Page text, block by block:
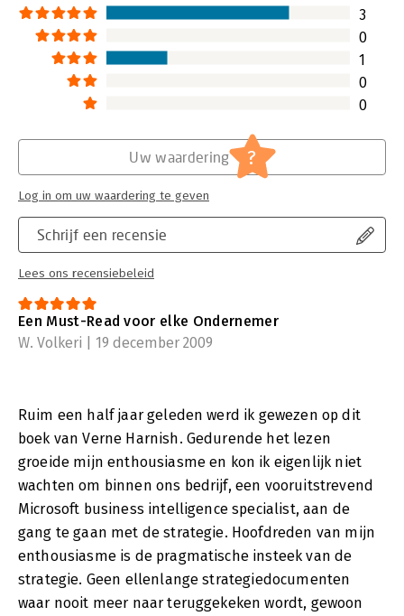
3
0
1
0
0
Schrijf een recensie
Lees ons recensiebeleid
Uw waardering ?
Log in om uw waardering te geven
Een Must-Read voor elke Ondernemer
W. Volkeri | 19 december 2009
Ruim een half jaar geleden werd ik gewezen op dit
boek van Verne Harnish. Gedurende het lezen
groeide mijn enthousiasme en kon ik eigenlijk niet
wachten om binnen ons bedrijf, een vooruitstrevend
Microsoft business intelligence specialist, aan de
gang te gaan met de strategie. Hoofdreden van mijn
enthousiasme is de pragmatische insteek van de
strategie. Geen ellenlange strategiedocumenten
waar nooit meer naar teruggekeken wordt, gewoon